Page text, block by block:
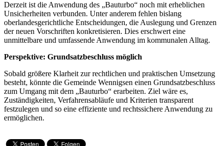
Derzeit ist die Anwendung des „Bauturbo“ noch mit erheblichen
Unsicherheiten verbunden. Unter anderem fehlen bislang
oberlandesgerichtliche Entscheidungen, die Auslegung und Grenzen
der neuen Vorschriften konkretisieren. Dies erschwert eine
unmittelbare und umfassende Anwendung im kommunalen Alltag.
Perspektive: Grundsatzbeschluss möglich
Sobald größere Klarheit zur rechtlichen und praktischen Umsetzung
besteht, könnte die Gemeinde Wennigsen einen Grundsatzbeschluss
zum Umgang mit dem „Bauturbo“ erarbeiten. Ziel wäre es,
Zuständigkeiten, Verfahrensabläufe und Kriterien transparent
festzulegen und so eine effiziente und rechtssichere Anwendung zu
ermöglichen.